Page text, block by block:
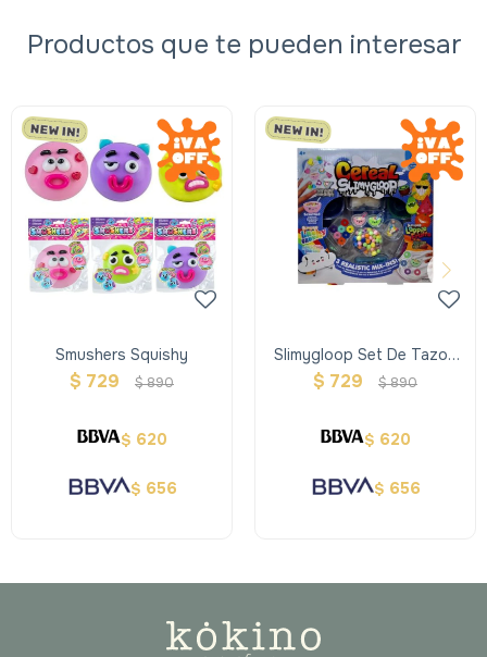
Productos que te pueden interesar
Smushers Squishy
$ 729 $890
$ 620
$ 656
Slimygloop Set De Tazon
De Cereal Bowl Perfumado
$ 729 $890
$ 620
$ 656